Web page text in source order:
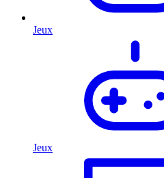
Jeux
Jeux